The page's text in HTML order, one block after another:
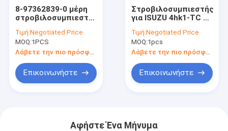
8-97362839-0 μέρη
στροβιλοσυμπιεστών
4hk1-TC zx240-3
Τιμή:Negotiated Price
MOQ:1PCS
Λάβετε την πιο πρόσφατη τιμή
Επικοινωνήστε
Στροβιλοσυμπιεστής
για ISUZU 4hk1-TC 8-
Τιμή:Negotiated Price
MOQ:1pcs
Επικοινωνήστε
Αφήστε Ένα Μήνυμα